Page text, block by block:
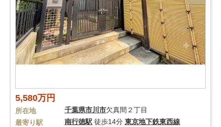
5,580万円
所在地 千葉県市川市欠真間２丁目
最寄り駅
南行徳駅 徒歩14分 東京地下鉄東西線